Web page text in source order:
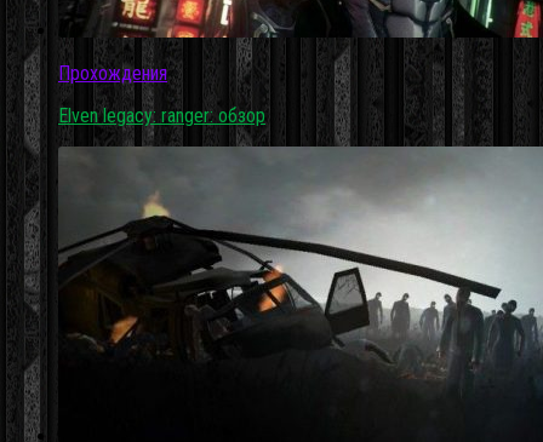
Прохождения
Elven legacy: ranger: обзор